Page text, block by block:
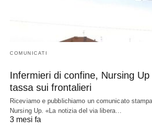
COMUNICATI
Infermieri di confine, Nursing
tassa sui frontalieri
Riceviamo e pubblichiamo un comunicato
Nursing Up. «La notizia del via libera…
3 mesi fa